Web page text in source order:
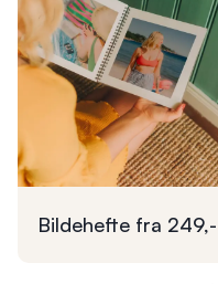
Bildehefte fra 249,-